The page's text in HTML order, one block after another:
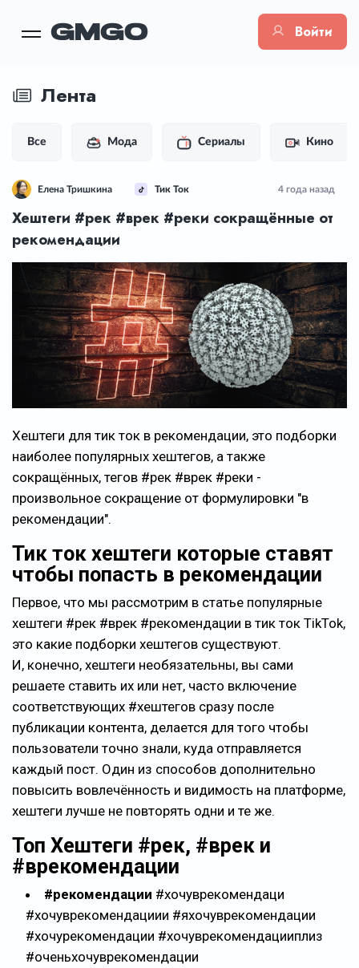
Войти
Лента
Все Мода Сериалы Кино
Елена Тришкина Тик Ток 4 года назад
Хештеги #рек #врек #реки сокращённые от
рекомендации
Хештеги для тик ток в рекомендации, это подборки
наиболее популярных хештегов, а также
сокращённых, тегов #рек #врек #реки -
произвольное сокращение от формулировки "в
рекомендации".
Тик ток хештеги которые ставят
чтобы попасть в рекомендации
Первое, что мы рассмотрим в статье популярные
хештеги #рек #врек #рекомендации в тик ток TikTok,
это какие подборки хештегов существуют.
И, конечно, хештеги необязательны, вы сами
решаете ставить их или нет, часто включение
соответствующих #хештегов сразу после
публикации контента, делается для того чтобы
пользователи точно знали, куда отправляется
каждый пост. Один из способов дополнительно
повысить вовлечённость и видимость на платформе,
хештеги лучше не повторять одни и те же.
Топ Хештеги #рек, #врек и
#врекомендации
#рекомендации #хочуврекомендаци
#хочуврекомендациии #яхочуврекомендации
#хочурекомендации #хочуврекомендацииплиз
#оченьхочуврекомендации